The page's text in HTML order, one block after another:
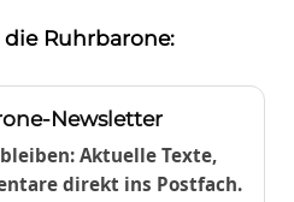
Ruhrbarone:
Newsletter
Aktuelle Texte,
direkt ins Postfach.